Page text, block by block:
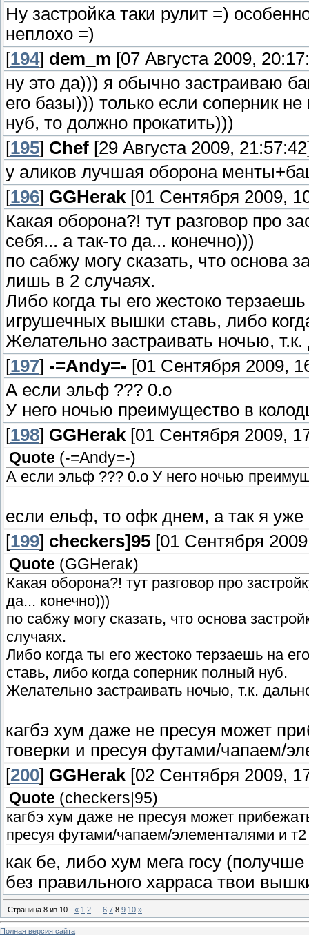
Ну застройка таки рулит =)
неплохо =)
[194] dem_m [07 Августа 2009,
ну это да))) я обычно застраиваю
его базы))) только если соперник
нуб, то должно прокатить)))
[195] Chef [29 Августа 2009,
у аликов лучшая оборона
[196] GGHerak [01 Сентября 2009,
Какая оборона?! тут разговор про
себя... а так-то да... конечно)))
по сабжу могу сказать, что основа
лишь в 2 случаях.
Либо когда ты его жестоко
игрушечных вышки ставь, либо
Желательно застраивать ночью,
[197] -=Andy=- [01 Сентября 2009,
А если эльф ??? 0.о
У него ночью преимущество в
[198] GGHerak [01 Сентября 2009,
Quote (-=Andy=-)
А если эльф ??? 0.о У него ночью
если ельф, то офк днем, а так я уже
[199] checkers]95 [01 Сентября
Quote (GGHerak)
Какая оборона?! тут разговор про
да... конечно)))
по сабжу могу сказать, что основа
случаях.
Либо когда ты его жестоко терзаешь на
ставь, либо когда соперник полный нуб.
Желательно застраивать ночью, т.к.
кагбэ хум даже не пресуя может
товерки и пресуя футами/чапаем/
[200] GGHerak [02 Сентября 2009,
Quote (checkers|95)
кагбэ хум даже не пресуя может
пресуя футами/чапаем/элементалями и
как бе, либо хум мега госу
без правильного харраса твои
Страница 8 из 10 « 1 2 6 7 8 9 10 »
Полная версия сайта